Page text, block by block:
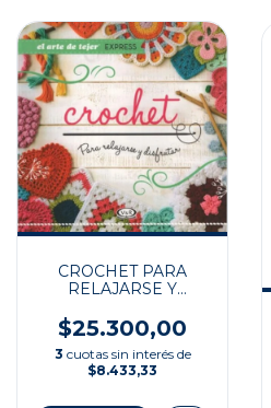
CROCHET PARA
RELAJARSE Y
$25.300,00
3 cuotas sin interés de
$8.433,33